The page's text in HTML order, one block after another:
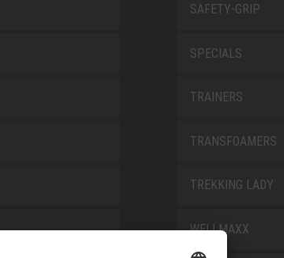
SAFETY-GRIP
SPECIALS
TRAINERS
TRANSFOAMERS
TREKKING LADY
WELLMAXX